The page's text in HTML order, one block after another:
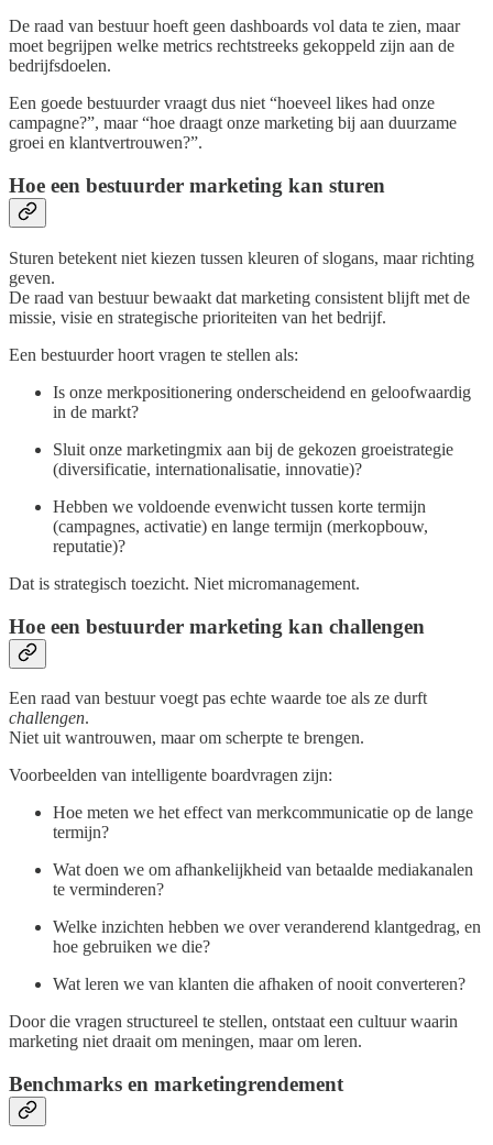
De raad van bestuur hoeft geen dashboards vol data te zien, maar
moet begrijpen welke metrics rechtstreeks gekoppeld zijn aan de
bedrijfsdoelen.
Een goede bestuurder vraagt dus niet “hoeveel likes had onze
campagne?”, maar “hoe draagt onze marketing bij aan duurzame
groei en klantvertrouwen?”.
Hoe een bestuurder marketing kan sturen
Sturen betekent niet kiezen tussen kleuren of slogans, maar richting
geven.
De raad van bestuur bewaakt dat marketing consistent blijft met de
missie, visie en strategische prioriteiten van het bedrijf.
Een bestuurder hoort vragen te stellen als:
Is onze merkpositionering onderscheidend en geloofwaardig
in de markt?
Sluit onze marketingmix aan bij de gekozen groeistrategie
(diversificatie, internationalisatie, innovatie)?
Hebben we voldoende evenwicht tussen korte termijn
(campagnes, activatie) en lange termijn (merkopbouw,
reputatie)?
Dat is strategisch toezicht. Niet micromanagement.
Hoe een bestuurder marketing kan challengen
Een raad van bestuur voegt pas echte waarde toe als ze durft
challengen.
Niet uit wantrouwen, maar om scherpte te brengen.
Voorbeelden van intelligente boardvragen zijn:
Hoe meten we het effect van merkcommunicatie op de lange
termijn?
Wat doen we om afhankelijkheid van betaalde mediakanalen
te verminderen?
Welke inzichten hebben we over veranderend klantgedrag, en
hoe gebruiken we die?
Wat leren we van klanten die afhaken of nooit converteren?
Door die vragen structureel te stellen, ontstaat een cultuur waarin
marketing niet draait om meningen, maar om leren.
Benchmarks en marketingrendement